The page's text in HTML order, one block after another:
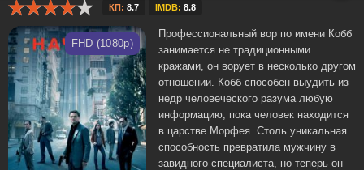
КП: 8.7 IMDB: 8.8
FHD (1080p)
Профессиональный вор по имени Кобб
занимается не традиционными
кражами, он ворует в несколько другом
отношении. Кобб способен выудить из
недр человеческого разума любую
информацию, пока человек находится
в царстве Морфея. Столь уникальная
способность превратила мужчину в
завидного специалиста, но теперь он